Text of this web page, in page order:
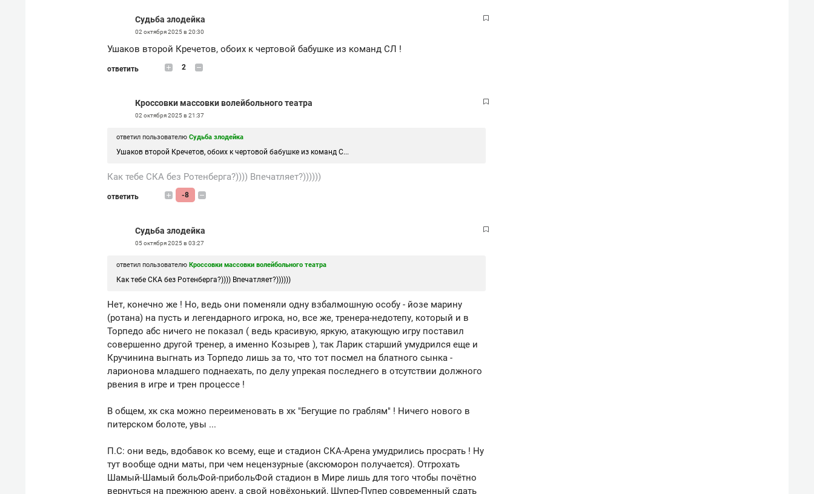
Судьба злодейка
02 октября 2025 в 20:30
Ушаков второй Кречетов, обоих к чертовой бабушке из команд СЛ !
ответить 2
Кроссовки массовки волейбольного театра
02 октября 2025 в 21:37
ответил пользователю Судьба злодейка
Ушаков второй Кречетов, обоих к чертовой бабушке из команд С...
Как тебе СКА без Ротенберга?)))) Впечатляет?))))))
ответить -8
Судьба злодейка
05 октября 2025 в 03:27
ответил пользователю Кроссовки массовки волейбольного театра
Как тебе СКА без Ротенберга?)))) Впечатляет?))))))
Нет, конечно же ! Но, ведь они поменяли одну взбалмошную особу - йозе марину
(ротана) на пусть и легендарного игрока, но, все же, тренера-недотепу, который и в
Торпедо абс ничего не показал ( ведь красивую, яркую, атакующую игру поставил
совершенно другой тренер, а именно Козырев ), так Ларик старший умудрился еще и
Кручинина выгнать из Торпедо лишь за то, что тот посмел на блатного сынка -
ларионова младшего поднаехать, по делу упрекая последнего в отсутствии должного
рвения в игре и трен процессе !
В общем, хк ска можно переименовать в хк "Бегущие по граблям" ! Ничего нового в
питерском болоте, увы ...
П.С: они ведь, вдобавок ко всему, еще и стадион СКА-Арена умудрились просрать ! Ну
тут вообще одни маты, при чем нецензурные (аксюморон получается). Отгрохать
Шамый-Шамый больФой-прибольФой стадион в Мире лишь для того чтобы почётно
вернуться на прежнюю арену, а свой новёхонький, Шупер-Пупер современный сдать